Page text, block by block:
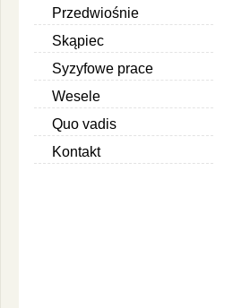
Przedwiośnie
Skąpiec
Syzyfowe prace
Wesele
Quo vadis
Kontakt